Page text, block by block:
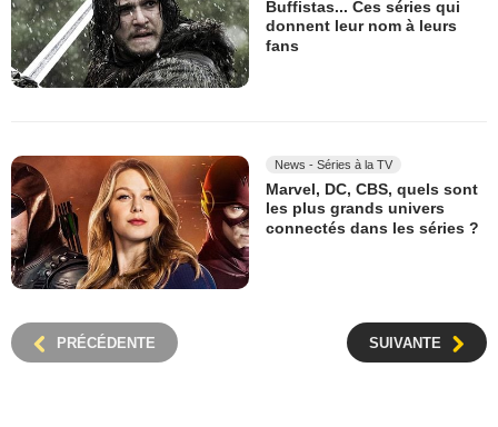
Buffistas... Ces séries qui
donnent leur nom à leurs
fans
News - Séries à la TV
Marvel, DC, CBS, quels sont
les plus grands univers
connectés dans les séries ?
PRÉCÉDENTE SUIVANTE